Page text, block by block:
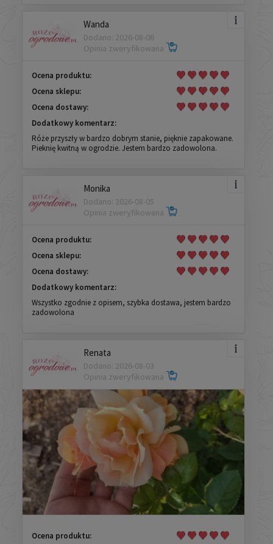
Wanda
Dodano: 2026-08-06
Opinia zweryfikowana
Ocena produktu:
Ocena sklepu:
Ocena dostawy:
Dodatkowy komentarz:
Róże przyszły w bardzo dobrym stanie, pięknie zapakowane.
Pieknię kwitną w ogrodzie. Jestem bardzo zadowolona.
Monika
Dodano: 2026-08-05
Opinia zweryfikowana
Ocena produktu:
Ocena sklepu:
Ocena dostawy:
Dodatkowy komentarz:
Wszystko zgodnie z opisem, szybka dostawa, jestem bardzo
zadowolona
Renata
Dodano: 2026-08-03
Opinia zweryfikowana
Ocena produktu: